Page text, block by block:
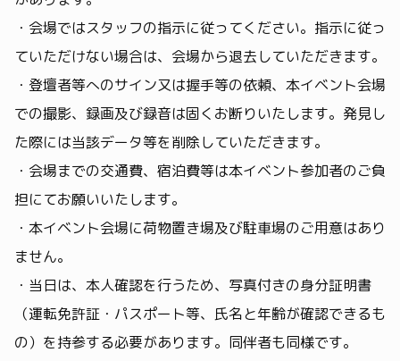
・会場ではスタッフの指示に従ってください。指示に従っ
ていただけない場合は、会場から退去していただきます。
・登壇者等へのサイン又は握手等の依頼、本イベント会場
での撮影、録画及び録音は固くお断りいたします。発見し
た際には当該データ等を削除していただきます。
・会場までの交通費、宿泊費等は本イベント参加者のご負
担にてお願いいたします。
・本イベント会場に荷物置き場及び駐車場のご用意はあり
ません。
・当日は、本人確認を行うため、写真付きの身分証明書
（運転免許証・パスポート等、氏名と年齢が確認できるも
の）を持参する必要があります。同伴者も同様です。